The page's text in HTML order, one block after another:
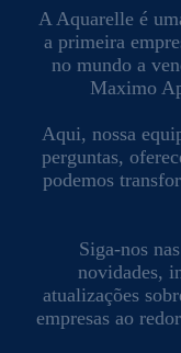
A Aquarelle é
a primeira
no mundo a
Maximo
Aqui, nossa
perguntas,
podemos
Siga-nos
novidades,
atualizações
empresas ao